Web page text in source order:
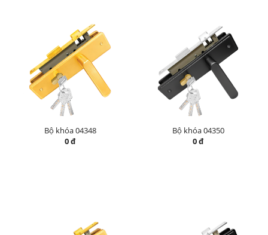
Bộ khóa 04348
0 đ
Bộ khóa 04350
0 đ